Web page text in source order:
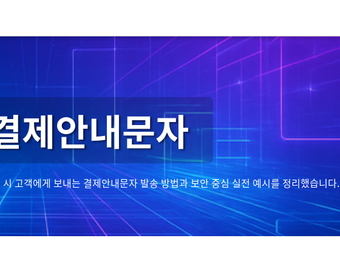
제안내문자
시 고객에게 보내는 결제안내문자 발송 방법과 보안 중심 실전 예시를 정리했습니다.